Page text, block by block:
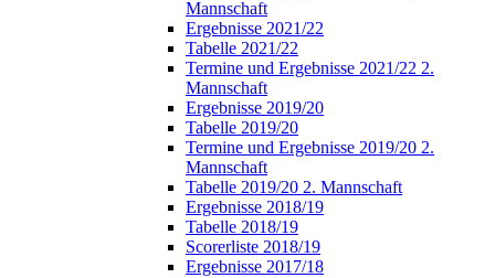
Mannschaft
Ergebnisse 2021/22
Tabelle 2021/22
Termine und Ergebnisse 2021/22 2.
Mannschaft
Ergebnisse 2019/20
Tabelle 2019/20
Termine und Ergebnisse 2019/20 2.
Mannschaft
Tabelle 2019/20 2. Mannschaft
Ergebnisse 2018/19
Tabelle 2018/19
Scorerliste 2018/19
Ergebnisse 2017/18